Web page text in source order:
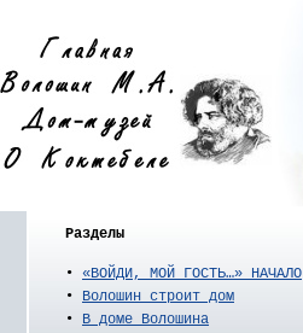
Разделы
• «ВОЙДИ, МОЙ ГОСТЬ…» НАЧАЛО
• Волошин строит дом
• В доме Волошина